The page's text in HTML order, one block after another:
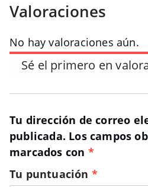
Valoraciones
No hay valoraciones aún.
Sé el primero en
Tu dirección de correo
publicada. Los campos
marcados con *
Tu puntuación *